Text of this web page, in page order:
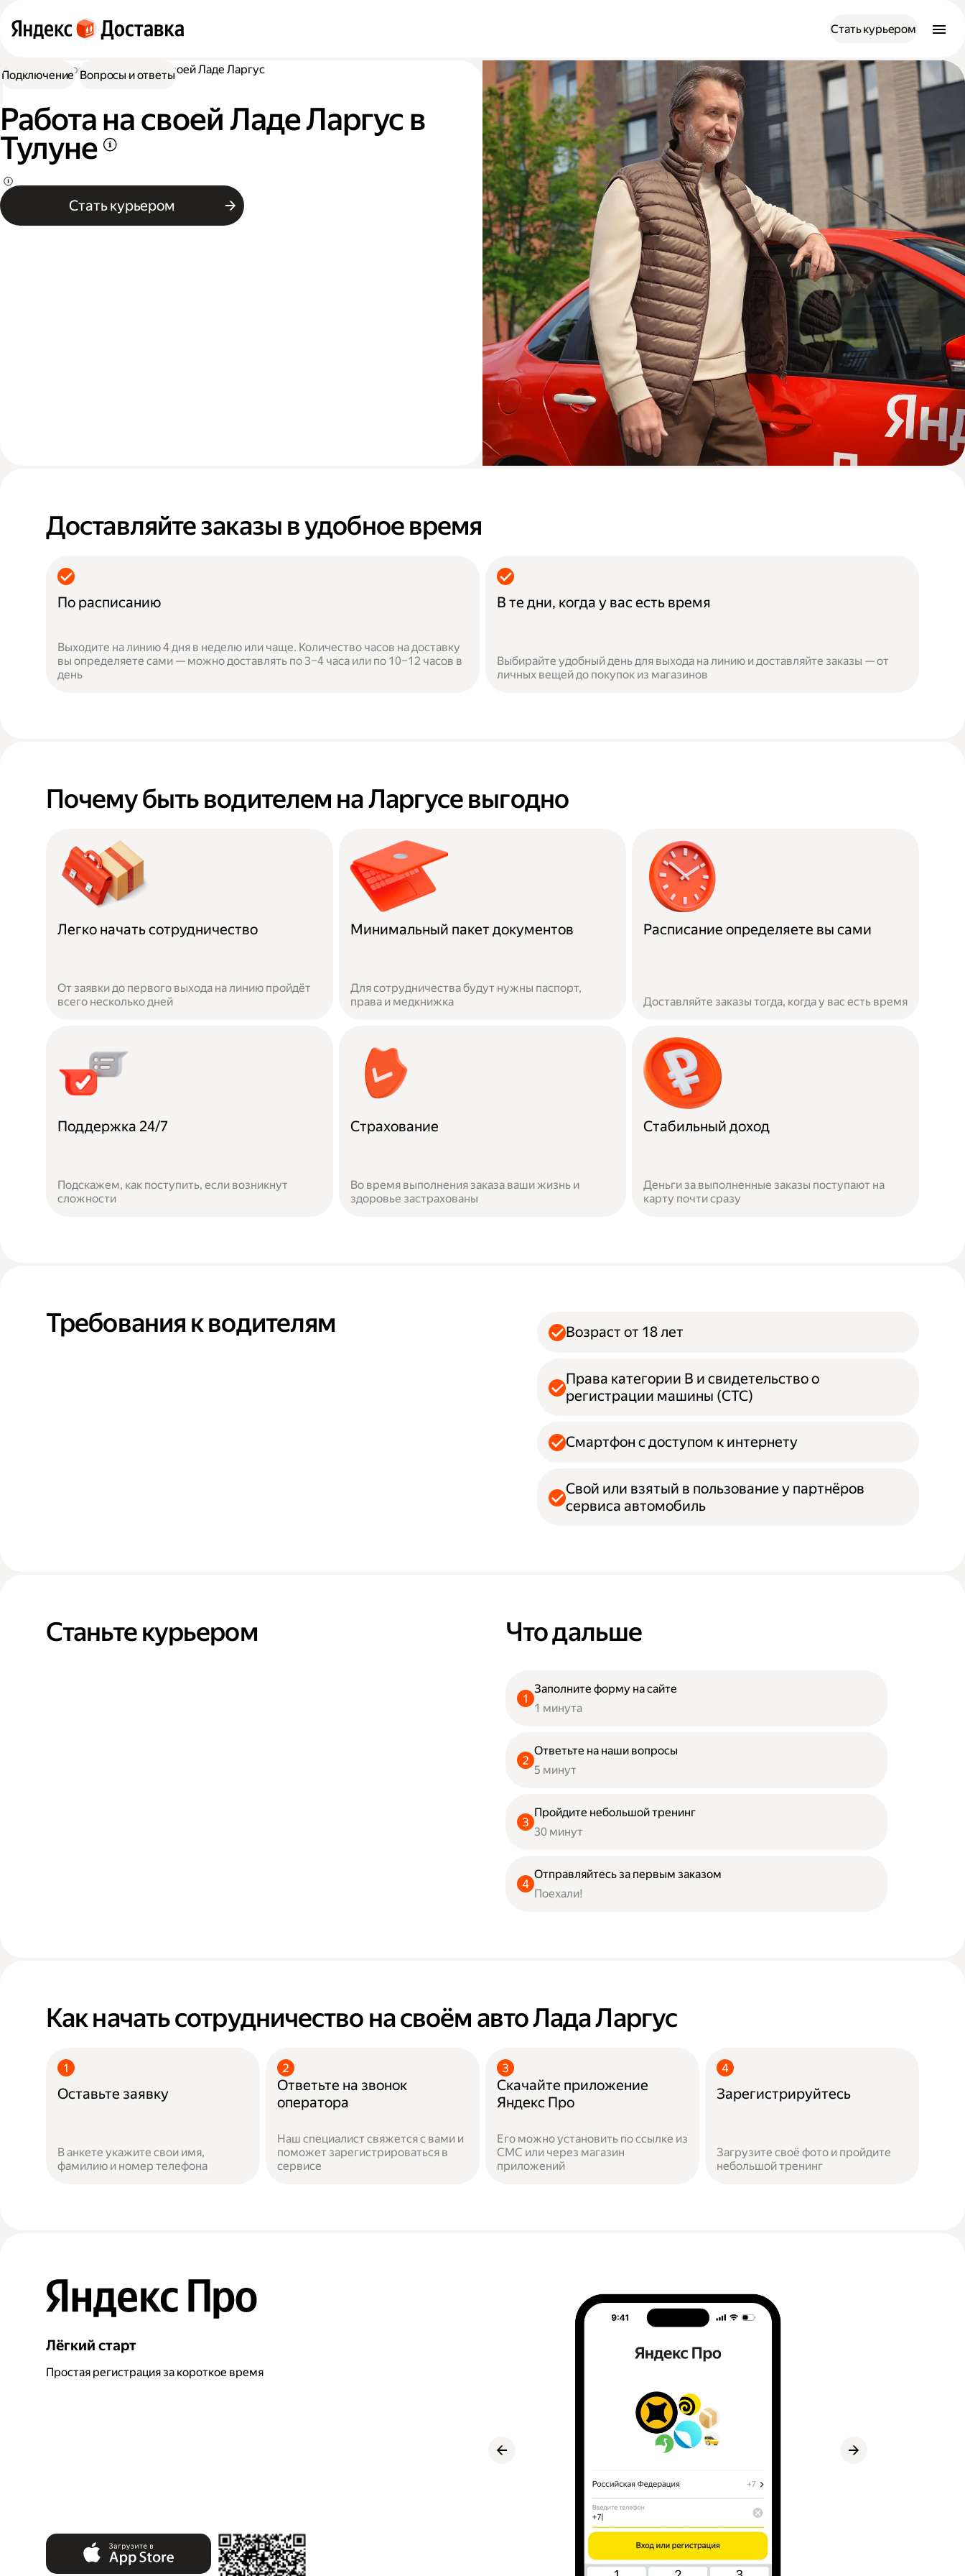
Стать курьером
Работа курьером Работа на своей Ладе Ларгус
Работа на своей Ладе Ларгус в
Тулуне
Стать курьером
Подключение Вопросы и ответы
Доставляйте заказы в удобное время
По расписанию
Выходите на линию 4 дня в неделю или чаще. Количество часов на доставку
вы определяете сами — можно доставлять по 3–4 часа или по 10–12 часов в
день
В те дни, когда у вас есть время
Выбирайте удобный день для выхода на линию и доставляйте заказы — от
личных вещей до покупок из магазинов
Почему быть водителем на Ларгусе выгодно
Легко начать сотрудничество
От заявки до первого выхода на линию пройдёт
всего несколько дней
Минимальный пакет документов
Для сотрудничества будут нужны паспорт,
права и медкнижка
Расписание определяете вы сами
Доставляйте заказы тогда, когда у вас есть время
Поддержка 24/7
Подскажем, как поступить, если возникнут
сложности
Страхование
Во время выполнения заказа ваши жизнь и
здоровье застрахованы
Стабильный доход
Деньги за выполненные заказы поступают на
карту почти сразу
Требования к водителям Возраст от 18 лет
Права категории B и свидетельство о
регистрации машины (СТС)
Смартфон с доступом к интернету
Свой или взятый в пользование у партнёров
сервиса автомобиль
Станьте курьером Что дальше
Заполните форму на сайте
1 минута
Ответьте на наши вопросы
5 минут
Пройдите небольшой тренинг
30 минут
Отправляйтесь за первым заказом
Поехали!
Как начать сотрудничество на своём авто Лада Ларгус
Оставьте заявку
В анкете укажите свои имя,
фамилию и номер телефона
Ответьте на звонок
оператора
Наш специалист свяжется с вами и
поможет зарегистрироваться в
сервисе
Скачайте приложение
Яндекс Про
Его можно установить по ссылке из
СМС или через магазин
приложений
Зарегистрируйтесь
Загрузите своё фото и пройдите
небольшой тренинг
Лёгкий старт
Простая регистрация за короткое время